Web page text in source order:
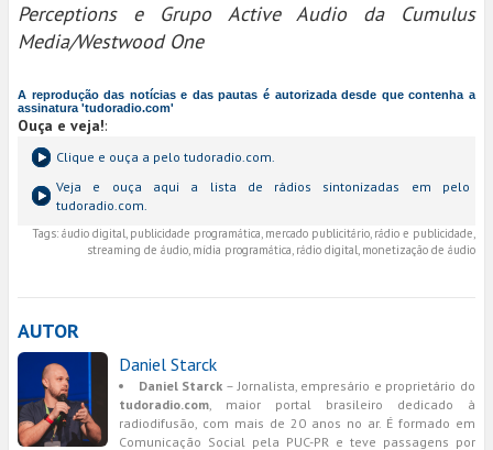
Perceptions e Grupo Active Audio da Cumulus
Media/Westwood One
A reprodução das notícias e das pautas é autorizada desde que contenha a
assinatura 'tudoradio.com'
Ouça e veja!:
Clique e ouça a pelo tudoradio.com.
Veja e ouça aqui a lista de rádios sintonizadas em pelo
tudoradio.com.
Tags: áudio digital, publicidade programática, mercado publicitário, rádio e publicidade,
streaming de áudio, mídia programática, rádio digital, monetização de áudio
AUTOR
Daniel Starck
Daniel Starck – Jornalista, empresário e proprietário do
tudoradio.com, maior portal brasileiro dedicado à
radiodifusão, com mais de 20 anos no ar. É formado em
Comunicação Social pela PUC-PR e teve passagens por